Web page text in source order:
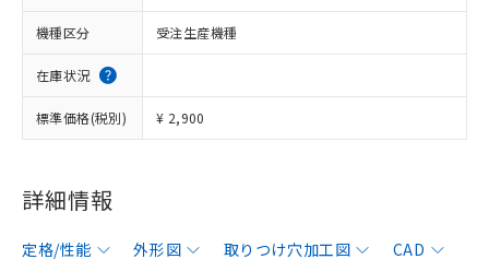
機種区分 受注生産機種
在庫状況
標準価格(税別) ¥ 2,900
詳細情報
定格/性能 外形図 取りつけ穴加工図
CAD